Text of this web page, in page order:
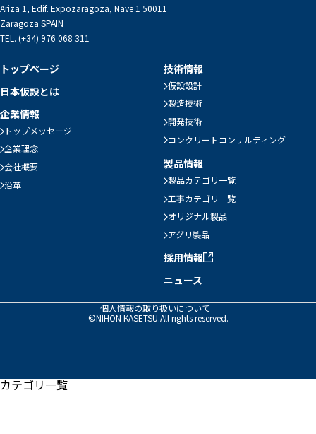
Ariza 1, Edif. Expozaragoza, Nave 1 50011
Zaragoza SPAIN
TEL. (+34) 976 068 311
トップページ
日本仮設とは
企業情報
トップメッセージ
企業理念
会社概要
沿革
技術情報
仮設設計
製造技術
開発技術
コンクリートコンサルティング
製品情報
製品カテゴリ一覧
工事カテゴリ一覧
オリジナル製品
アグリ製品
採用情報
ニュース
個人情報の取り扱いについて
©NIHON KASETSU.All rights reserved.
カテゴリ一覧